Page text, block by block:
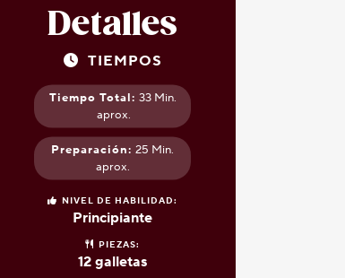
Detalles
TIEMPOS
Tiempo Total: 33 Min.
aprox.
Preparación: 25 Min.
aprox.
NIVEL DE HABILIDAD:
Principiante
PIEZAS:
12 galletas